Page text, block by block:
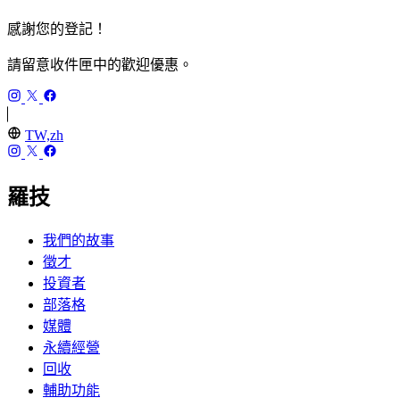
感謝您的登記！
請留意收件匣中的歡迎優惠。
TW,zh
羅技
我們的故事
徵才
投資者
部落格
媒體
永續經營
回收
輔助功能